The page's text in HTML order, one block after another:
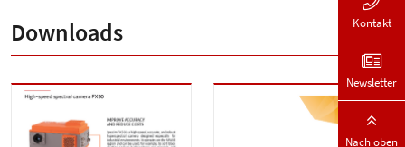
Downloads Kontakt
Newsletter
Nach oben